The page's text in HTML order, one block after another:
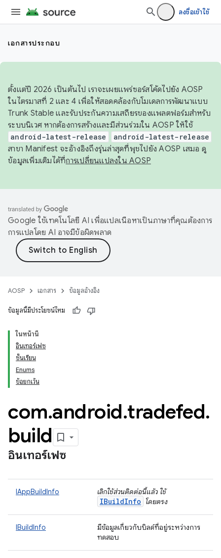
ลงชื่อเข้าใช้
เอกสารประกอบ
ตั้งแต่ปี 2026 เป็นต้นไป เราจะเผยแพร่ซอร์สโค้ดไปยัง AOSP
ในไตรมาสที่ 2 และ 4 เพื่อให้สอดคล้องกับโมเดลการพัฒนาแบบ
Trunk Stable และรับประกันความเสถียรของแพลตฟอร์มสำหรับ
ระบบนิเวศ หากต้องการสร้างและมีส่วนร่วมใน AOSP ให้ใช้
android-latest-release android-latest-release
สาขา Manifest จะอ้างอิงถึงรุ่นล่าสุดที่พุชไปยัง AOSP เสมอ ดู
ข้อมูลเพิ่มเติมได้ที่การเปลี่ยนแปลงใน AOSP
Google ใช้เทคโนโลยี AI เพื่อแปลเนื้อหาเป็นภาษาที่คุณต้องการ
การแปลโดย AI อาจมีข้อผิดพลาด
AOSP เอกสาร ข้อมูลอ้างอิง
ข้อมูลนี้มีประโยชน์ไหม
ในหน้านี้
อินเทอร์เฟซ
ชั้นเรียน
Enums
ข้อยกเว้น
com.android.tradefed.
build
อินเทอร์เฟซ
IAppBuildInfo เลิกใช้ส่วนติดต่อนี้แล้ว ใช้
IBuildInfo โดยตรง
IBuildInfo
มีข้อมูลเกี่ยวกับบิลด์ที่อยู่ระหว่างการ
ทดสอบ